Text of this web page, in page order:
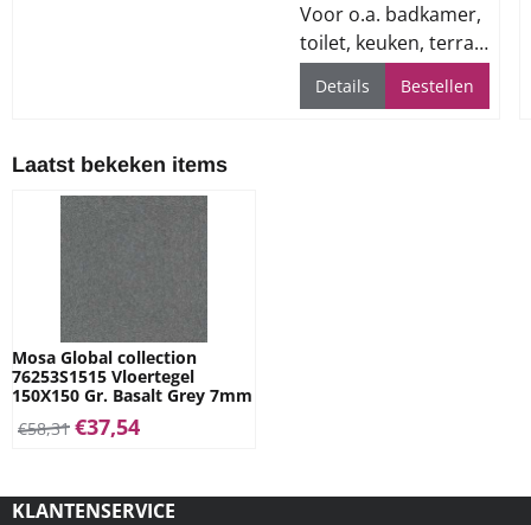
Voor o.a. badkamer,
toilet, keuken, terras
en bedrijfsvloeren
Details Bestellen
Laatst bekeken items
Mosa Global collection
76253S1515 Vloertegel
150X150 Gr. Basalt Grey 7mm
€58,31 €37,54
KLANTENSERVICE